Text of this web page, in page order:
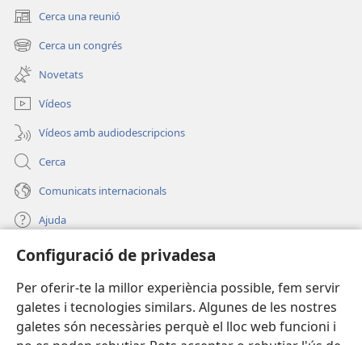
Configuració de privadesa
Per oferir-te la millor experiència possible, fem servir
galetes i tecnologies similars. Algunes de les nostres
galetes són necessàries perquè el lloc web funcioni i
Cerca una reunió
(obre
una
finestra
nova)
Cerca un congrés
(obre
una
finestra
nova)
Novetats
Vídeos
Vídeos amb audiodescripcions
Cerca
Comunicats internacionals
Ajuda
Donacions
una
nova)
BIBLIOTECA EN LÍNIA Watchtower™
(obre
una
JW Hub